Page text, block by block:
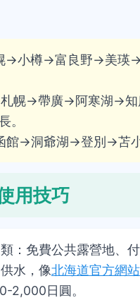
→小樽→富良野→美瑛
札幌→帶廣→阿寒湖→
。
館→洞爺湖→登別→苫
用技巧
：免費公共露營地、
水，像北海道官方網站
2,000日圓。